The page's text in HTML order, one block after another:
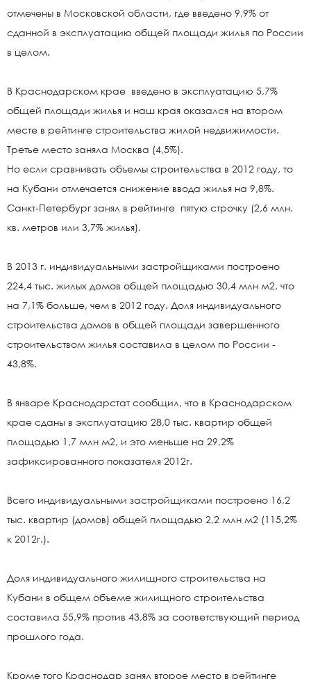
отмечены в Московской области, где введено 9,9% от
сданной в эксплуатацию общей площади жилья по России
в целом.
В Краснодарском крае введено в эксплуатацию 5,7%
общей площади жилья и наш края оказался на втором
месте в рейтинге строительства жилой недвижимости.
Третье место заняла Москва (4,5%).
Но если сравнивать объемы строительства в 2012 году, то
на Кубани отмечается снижение ввода жилья на 9,8%.
Санкт-Петербург занял в рейтинге пятую строчку (2,6 млн.
кв. метров или 3,7% жилья).
В 2013 г. индивидуальными застройщиками построено
224,4 тыс. жилых домов общей площадью 30,4 млн м2, что
на 7,1% больше, чем в 2012 году. Доля индивидуального
строительства домов в общей площади завершенного
строительством жилья составила в целом по России -
43,8%.
В январе Краснодарстат сообщил, что в Краснодарском
крае сданы в эксплуатацию 28,0 тыс. квартир общей
площадью 1,7 млн м2, и это меньше на 29,2%
зафиксированного показателя 2012г.
Всего индивидуальными застройщиками построено 16,2
тыс. квартир (домов) общей площадью 2,2 млн м2 (115,2%
к 2012г.).
Доля индивидуального жилищного строительства на
Кубани в общем объеме жилищного строительства
составила 55,9% против 43,8% за соответствующий период
прошлого года.
Кроме того Краснодар занял второе место в рейтинге